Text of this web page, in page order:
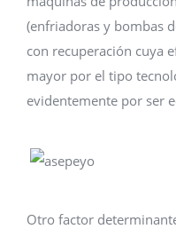
(enfriadoras y bombas
con recuperación cuya
mayor por el tipo
evidentemente por ser
Otro factor